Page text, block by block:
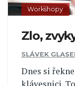
Workshopy
Zlo,
SLÁVEK
Dnes si